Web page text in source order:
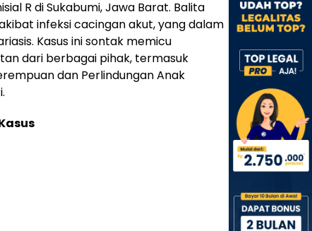
R di Sukabumi, Jawa Barat. Balita
infeksi cacingan akut, yang dalam
Kasus ini sontak memicu
dari berbagai pihak, termasuk
dan Perlindungan Anak